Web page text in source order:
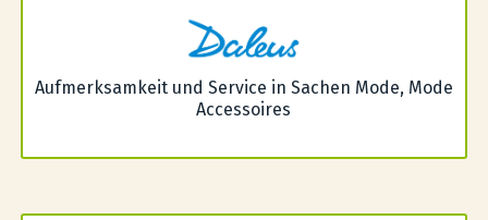
Aufmerksamkeit und Service in Sachen Mode, Mode
Accessoires